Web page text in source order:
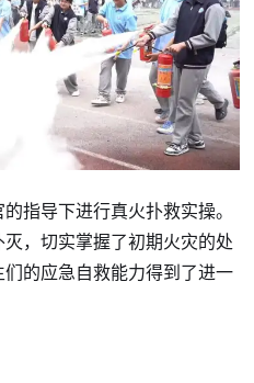
指导下进行真火扑救实操。
，切实掌握了初期火灾的处
的应急自救能力得到了进一